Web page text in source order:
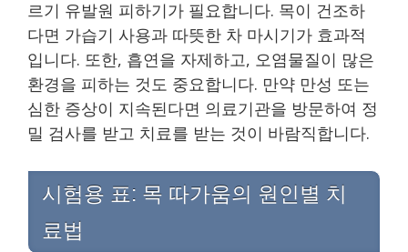
르기 유발원 피하기가 필요합니다. 목이 건조하
다면 가습기 사용과 따뜻한 차 마시기가 효과적
입니다. 또한, 흡연을 자제하고, 오염물질이 많은
환경을 피하는 것도 중요합니다. 만약 만성 또는
심한 증상이 지속된다면 의료기관을 방문하여 정
밀 검사를 받고 치료를 받는 것이 바람직합니다.
시험용 표: 목 따가움의 원인별 치
료법